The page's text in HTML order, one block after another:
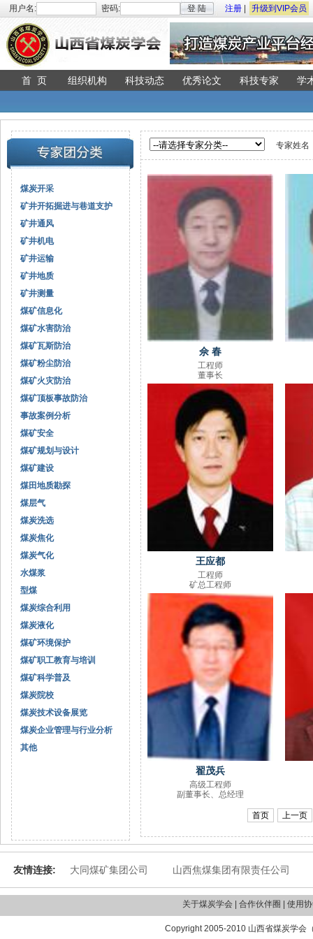
用户名: 密码: 登 陆 注册 升级到VIP会员
学
科技专家
优秀论文
科技动态
组织机构
首 页
煤炭开采
矿井开拓掘进与巷道支护
矿井通风
矿井机电
矿井运输
矿井地质
矿井测量
煤矿信息化
煤矿水害防治
煤矿瓦斯防治
煤矿粉尘防治
煤矿火灾防治
煤矿顶板事故防治
事故案例分析
煤矿安全
煤矿规划与设计
煤矿建设
煤田地质勘探
煤层气
煤炭洗选
煤炭焦化
煤炭气化
水煤浆
型煤
煤炭综合利用
煤炭液化
煤矿环境保护
煤矿职工教育与培训
煤矿科学普及
煤炭院校
煤炭技术设备展览
煤炭企业管理与行业分析
其他
专家姓名
佘 春
工程师
董事长
王应都
工程师
矿总工程师
翟茂兵
高级工程师
副董事长、总经理
首页 上一页
友情连接: 大同煤矿集团公司 山西焦煤集团有限责任公司
关于煤炭学会 | 合作伙伴圈 | 使用
Copyright 2005-2010 山西省煤炭学会